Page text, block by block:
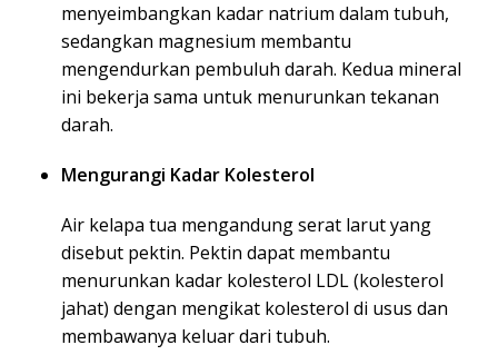
menyeimbangkan kadar natrium dalam tubuh,
sedangkan magnesium membantu
mengendurkan pembuluh darah. Kedua mineral
ini bekerja sama untuk menurunkan tekanan
darah.
Mengurangi Kadar Kolesterol
Air kelapa tua mengandung serat larut yang
disebut pektin. Pektin dapat membantu
menurunkan kadar kolesterol LDL (kolesterol
jahat) dengan mengikat kolesterol di usus dan
membawanya keluar dari tubuh.